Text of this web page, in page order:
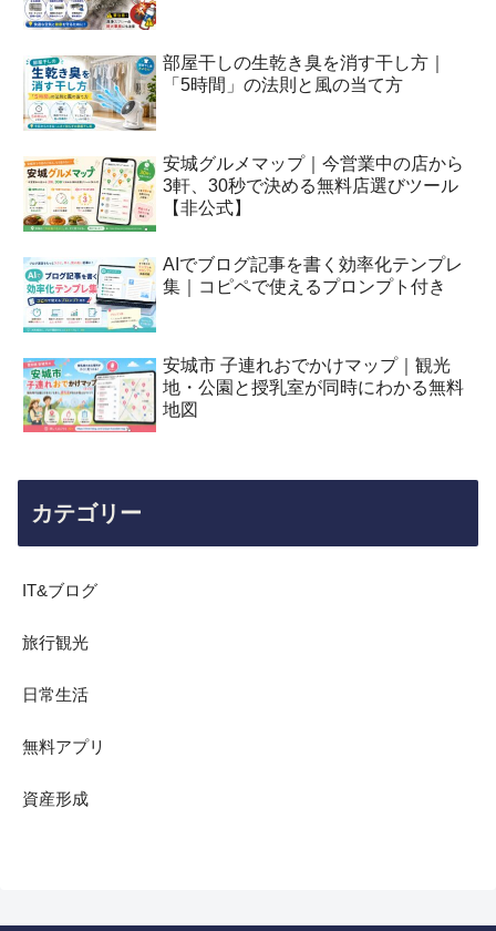
部屋干しの生乾き臭を消す干し方｜
「5時間」の法則と風の当て方
安城グルメマップ｜今営業中の店から
3軒、30秒で決める無料店選びツール
【非公式】
AIでブログ記事を書く効率化テンプレ
集｜コピペで使えるプロンプト付き
安城市 子連れおでかけマップ｜観光
地・公園と授乳室が同時にわかる無料
地図
カテゴリー
IT&ブログ
旅行観光
日常生活
無料アプリ
資産形成